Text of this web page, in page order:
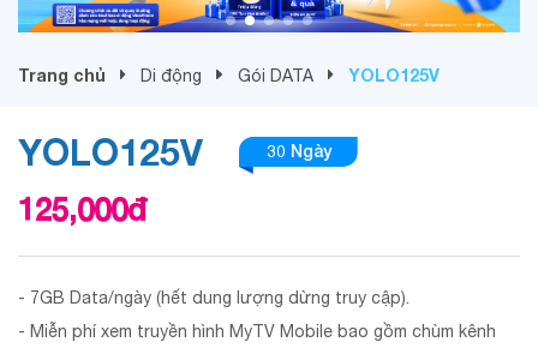
Trang chủ Di động Gói DATA YOLO125V
YOLO125V 30 Ngày
125,000đ
- 7GB Data/ngày (hết dung lượng dừng truy cập).
- Miễn phí xem truyền hình MyTV Mobile bao gồm chùm kênh